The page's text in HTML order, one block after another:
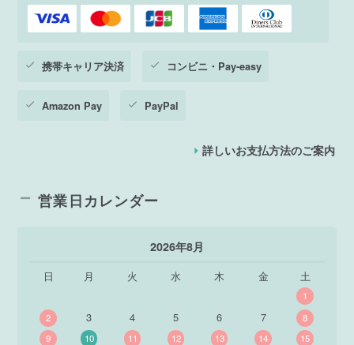
携帯キャリア決済 コンビニ・Pay-easy
Amazon Pay PayPal
詳しいお支払方法のご案内
営業日カレンダー
2026年8月
日 月 火 水 木 金 土
1
2
3 4 5 6 7
8
9
10 11 12 13 14
15